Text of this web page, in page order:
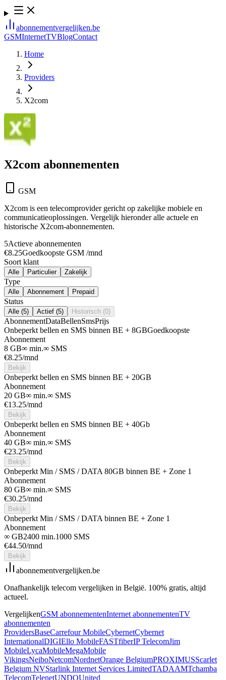
abonnementvergelijken.be
GSMInternetTVBlogContact
Home
Providers
X2com
X2com abonnementen
GSM
X2com is een telecomprovider gericht op zakelijke mobiele en
communicatieoplossingen. Vergelijk hieronder alle actuele en
historische X2com-abonnementen.
5Actieve abonnementen
€8.25Goedkoopste GSM /mnd
Soort klant
Alle Particulier Zakelijk
Type
Alle Abonnement Prepaid
Status
Alle (5) Actief (5) Historisch (0)
AbonnementDataBellenSmsPrijs
Onbeperkt bellen en SMS binnen BE + 8GBGoedkoopste
Abonnement
8 GB∞ min.∞ SMS
€8.25/mnd
Bekijk
Onbeperkt bellen en SMS binnen BE + 20GB
Abonnement
20 GB∞ min.∞ SMS
€13.25/mnd
Bekijk
Onbeperkt bellen en SMS binnen BE + 40Gb
Abonnement
40 GB∞ min.∞ SMS
€23.25/mnd
Bekijk
Onbeperkt Min / SMS / DATA 80GB binnen BE + Zone 1
Abonnement
80 GB∞ min.∞ SMS
€30.25/mnd
Bekijk
Onbeperkt Min / SMS / DATA binnen BE + Zone 1
Abonnement
∞ GB2400 min.1000 SMS
€44.50/mnd
Bekijk
abonnementvergelijken.be
Onafhankelijk telecom vergelijken in België. 100% gratis, altijd
actueel.
VergelijkenGSM abonnementenInternet abonnementenTV
abonnementen
ProvidersBaseCarrefour MobileCybernetCybernet
InternationalDIGIEllo MobileFASTfiberIP TelecomJim
MobileLycaMobileMegaMobile
VikingsNeiboNetcomNordnetOrange BelgiumPROXIMUSScarlet
Belgium NVStarlink Internet Services LimitedTADAAMTchamba
TelecomTelenetUNDOUnited